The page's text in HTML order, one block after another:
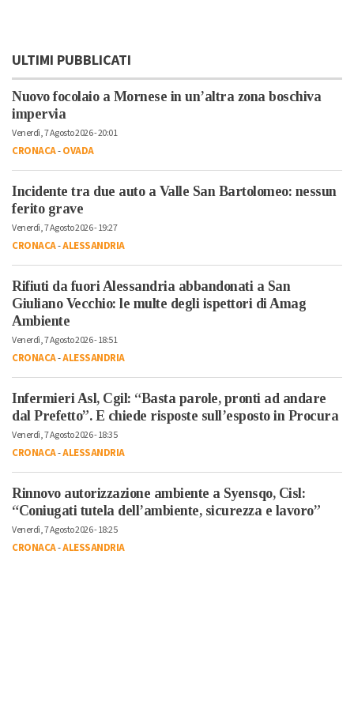
ULTIMI PUBBLICATI
Nuovo focolaio a Mornese in un’altra zona boschiva
impervia
Venerdì, 7 Agosto 2026 - 20:01
CRONACA-OVADA
Incidente tra due auto a Valle San Bartolomeo: nessun
ferito grave
Venerdì, 7 Agosto 2026 - 19:27
CRONACA-ALESSANDRIA
Rifiuti da fuori Alessandria abbandonati a San
Giuliano Vecchio: le multe degli ispettori di Amag
Ambiente
Venerdì, 7 Agosto 2026 - 18:51
CRONACA-ALESSANDRIA
Infermieri Asl, Cgil: “Basta parole, pronti ad andare
dal Prefetto”. E chiede risposte sull’esposto in Procura
Venerdì, 7 Agosto 2026 - 18:35
CRONACA-ALESSANDRIA
Rinnovo autorizzazione ambiente a Syensqo, Cisl:
“Coniugati tutela dell’ambiente, sicurezza e lavoro”
Venerdì, 7 Agosto 2026 - 18:25
CRONACA-ALESSANDRIA